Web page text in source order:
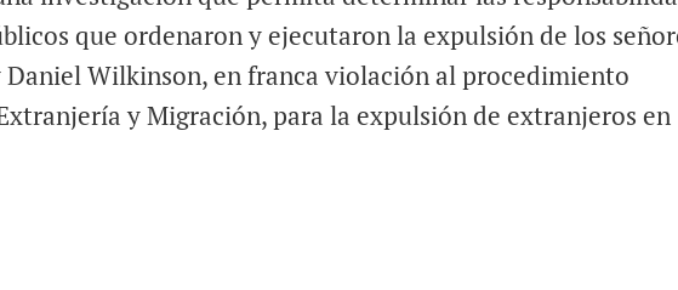
que ordenaron y ejecutaron la expulsión de los
Daniel Wilkinson, en franca violación al procedimiento
y Migración, para la expulsión de extranjeros en